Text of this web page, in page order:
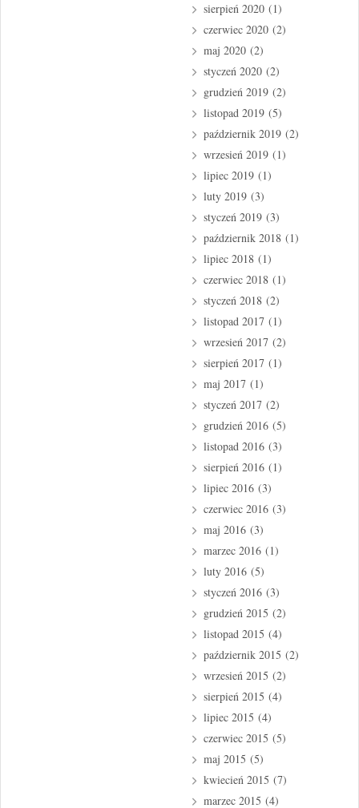
sierpień 2020(1)
czerwiec 2020(2)
maj 2020(2)
styczeń 2020(2)
grudzień 2019(2)
listopad 2019(5)
październik 2019(2)
wrzesień 2019(1)
lipiec 2019(1)
luty 2019(3)
styczeń 2019(3)
październik 2018(1)
lipiec 2018(1)
czerwiec 2018(1)
styczeń 2018(2)
listopad 2017(1)
wrzesień 2017(2)
sierpień 2017(1)
maj 2017(1)
styczeń 2017(2)
grudzień 2016(5)
listopad 2016(3)
sierpień 2016(1)
lipiec 2016(3)
czerwiec 2016(3)
maj 2016(3)
marzec 2016(1)
luty 2016(5)
styczeń 2016(3)
grudzień 2015 (2)
listopad 2015 (4)
październik 2015 (2)
wrzesień 2015 (2)
sierpień 2015 (4)
lipiec 2015 (4)
czerwiec 2015 (5)
maj 2015 (5)
kwiecień 2015 (7)
marzec 2015 (4)